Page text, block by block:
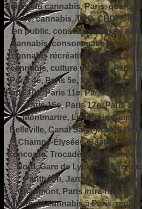
fumer du cannabis, Paris,
herbe, cannabis, THC, CBD,
en public, consommation de
cannabis, consommation
cannabis récréatif, cannabis
cannabis, culture urbaine, Paris
Paris 4e, Paris 5e, Paris 6e, Paris
Paris 10e, Paris 11e, Paris 12e,
15e, Paris 16e, Paris 17e, Paris
Montmartre, Le Marais, Saint-
Belleville, Canal Saint-Martin, Le
Champs-Élysées, Bastille,
Concorde, Trocadéro,
Nord, Gare de Lyon, La
Panthéon, Jardin des
Chaumont, Paris intra-muros,
culture du cannabis à Paris,